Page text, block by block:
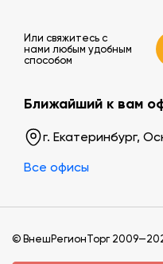
Или свяжитесь c
нами любым удобным
способом
Ближайший к вам
г. Екатеринбург,
Все офисы
© ВнешРегионТорг